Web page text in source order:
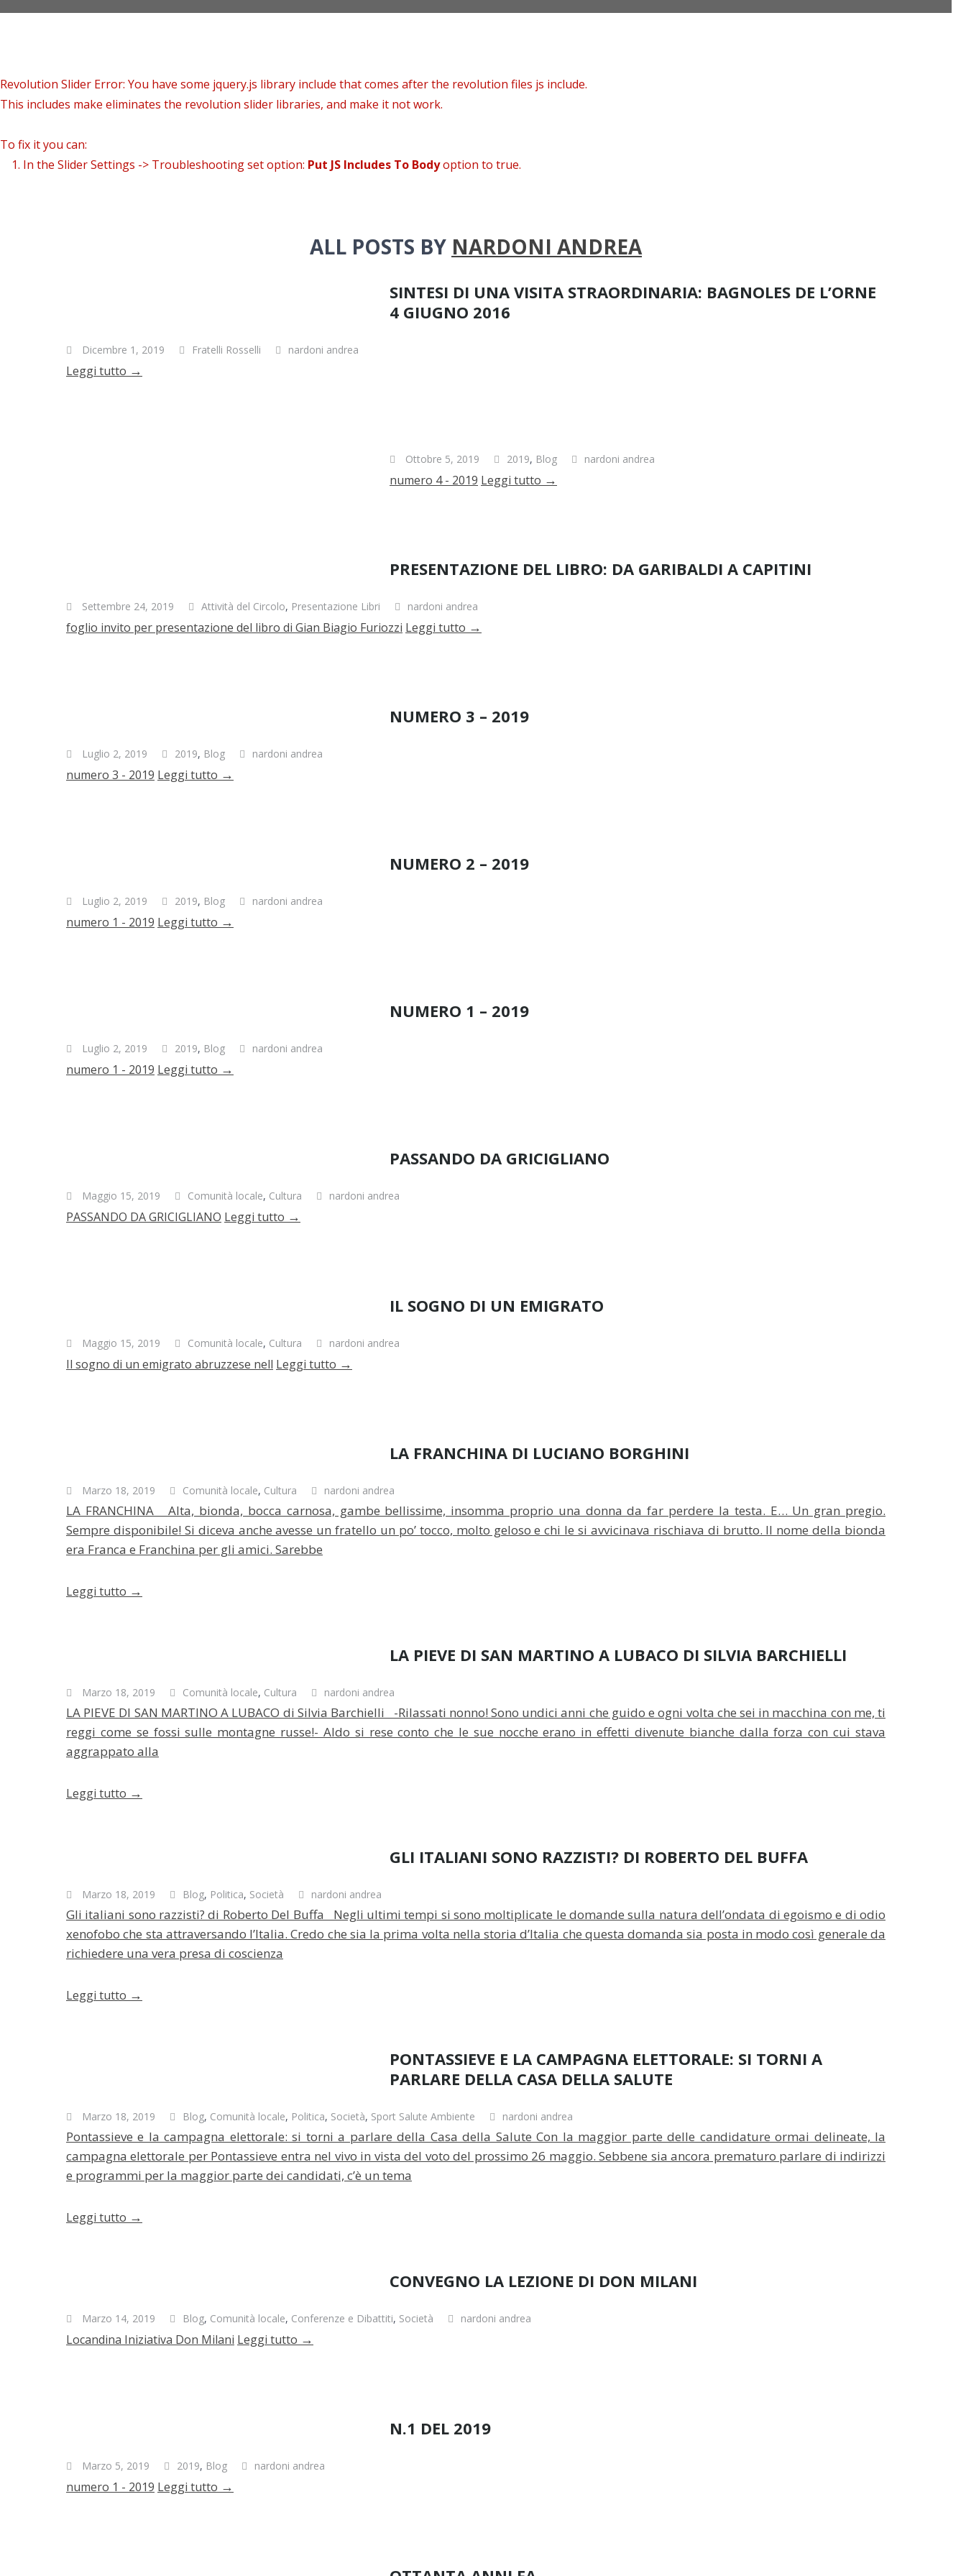
Revolution Slider Error: You have some jquery.js library include that comes after the revolution files js include.
This includes make eliminates the revolution slider libraries, and make it not work.
To fix it you can:
1. In the Slider Settings -> Troubleshooting set option: Put JS Includes To Bodyoption to true.
ALL POSTS BY NARDONI ANDREA
SINTESI DI UNA VISITA STRAORDINARIA: BAGNOLES DE L’ORNE
4 GIUGNO 2016
Dicembre 1, 2019 Fratelli Rosselli nardoni andrea
Leggi tutto →
Ottobre 5, 2019 2019, Blog nardoni andrea
numero 4 - 2019 Leggi tutto →
PRESENTAZIONE DEL LIBRO: DA GARIBALDI A CAPITINI
Settembre 24, 2019 Attività del Circolo, Presentazione Libri nardoni andrea
foglio invito per presentazione del libro di Gian Biagio Furiozzi Leggi tutto →
NUMERO 3 – 2019
Luglio 2, 2019 2019, Blog nardoni andrea
numero 3 - 2019 Leggi tutto →
NUMERO 2 – 2019
Luglio 2, 2019 2019, Blog nardoni andrea
numero 1 - 2019 Leggi tutto →
NUMERO 1 – 2019
Luglio 2, 2019 2019, Blog nardoni andrea
numero 1 - 2019 Leggi tutto →
PASSANDO DA GRICIGLIANO
Maggio 15, 2019 Comunità locale, Cultura nardoni andrea
PASSANDO DA GRICIGLIANO Leggi tutto →
IL SOGNO DI UN EMIGRATO
Maggio 15, 2019 Comunità locale, Cultura nardoni andrea
Il sogno di un emigrato abruzzese nell Leggi tutto →
LA FRANCHINA DI LUCIANO BORGHINI
Marzo 18, 2019 Comunità locale, Cultura nardoni andrea
LA FRANCHINA Alta, bionda, bocca carnosa, gambe bellissime, insomma proprio una donna da far perdere la testa. E… Un gran pregio.
Sempre disponibile! Si diceva anche avesse un fratello un po’ tocco, molto geloso e chi le si avvicinava rischiava di brutto. Il nome della bionda
era Franca e Franchina per gli amici. Sarebbe
Leggi tutto →
LA PIEVE DI SAN MARTINO A LUBACO DI SILVIA BARCHIELLI
Marzo 18, 2019 Comunità locale, Cultura nardoni andrea
LA PIEVE DI SAN MARTINO A LUBACO di Silvia Barchielli -Rilassati nonno! Sono undici anni che guido e ogni volta che sei in macchina con me, ti
reggi come se fossi sulle montagne russe!- Aldo si rese conto che le sue nocche erano in effetti divenute bianche dalla forza con cui stava
aggrappato alla
Leggi tutto →
GLI ITALIANI SONO RAZZISTI? DI ROBERTO DEL BUFFA
Marzo 18, 2019 Blog, Politica, Società nardoni andrea
Gli italiani sono razzisti? di Roberto Del Buffa Negli ultimi tempi si sono moltiplicate le domande sulla natura dell’ondata di egoismo e di odio
xenofobo che sta attraversando l’Italia. Credo che sia la prima volta nella storia d’Italia che questa domanda sia posta in modo così generale da
richiedere una vera presa di coscienza
Leggi tutto →
PONTASSIEVE E LA CAMPAGNA ELETTORALE: SI TORNI A
PARLARE DELLA CASA DELLA SALUTE
Marzo 18, 2019 Blog, Comunità locale, Politica, Società, Sport Salute Ambiente nardoni andrea
Pontassieve e la campagna elettorale: si torni a parlare della Casa della Salute Con la maggior parte delle candidature ormai delineate, la
campagna elettorale per Pontassieve entra nel vivo in vista del voto del prossimo 26 maggio. Sebbene sia ancora prematuro parlare di indirizzi
e programmi per la maggior parte dei candidati, c’è un tema
Leggi tutto →
CONVEGNO LA LEZIONE DI DON MILANI
Marzo 14, 2019 Blog, Comunità locale, Conferenze e Dibattiti, Società nardoni andrea
Locandina Iniziativa Don Milani Leggi tutto →
N.1 DEL 2019
Marzo 5, 2019 2019, Blog nardoni andrea
numero 1 - 2019 Leggi tutto →